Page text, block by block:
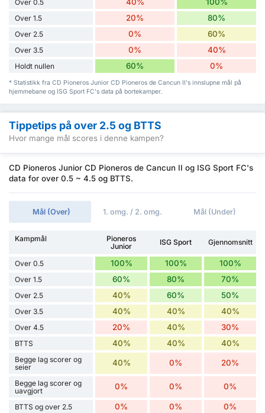
Over 0.5
Over 1.5 20% 80%
Over 2.5 0% 60%
Over 3.5 0% 40%
Holdt nullen 60% 0%
* Statistikk fra CD Pioneros Junior CD Pioneros de Cancun II's innslupne mål på
hjemmebane og ISG Sport FC's data på bortekamper.
Tippetips på over 2.5 og BTTS
Hvor mange mål scores i denne kampen?
CD Pioneros Junior CD Pioneros de Cancun II og ISG Sport FC's
data for over 0.5 ~ 4.5 og BTTS.
Mål (Over) 1. omg. / 2. omg. Mål (Under)
Kampmål
Pioneros
Junior
ISG Sport Gjennomsnitt
Over 0.5 100% 100% 100%
Over 1.5 60% 80% 70%
Over 2.5 40% 60% 50%
Over 3.5 40% 40% 40%
Over 4.5 20% 40% 30%
BTTS 40% 40% 40%
Begge lag scorer og
seier
40% 0% 20%
Begge lag scorer og
uavgjort
0% 0% 0%
BTTS og over 2.5 0% 0% 0%